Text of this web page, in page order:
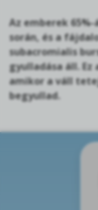
Az emberek
során, és a
subacromialis
gyulladása áll.
amikor a váll
begyullad.